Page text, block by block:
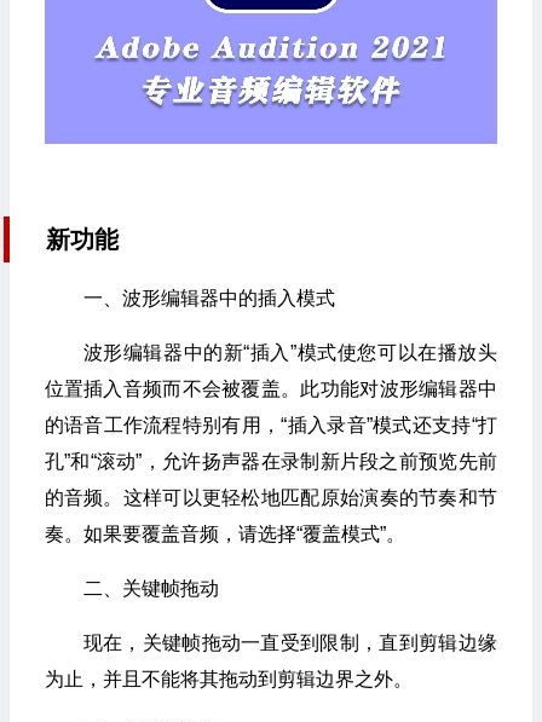
新功能
一、波形编辑器中的插入模式
波形编辑器中的新“插入”模式使您可以在播放头
位置插入音频而不会被覆盖。此功能对波形编辑器中
的语音工作流程特别有用，“插入录音”模式还支持“打
孔”和“滚动”，允许扬声器在录制新片段之前预览先前
的音频。这样可以更轻松地匹配原始演奏的节奏和节
奏。如果要覆盖音频，请选择“覆盖模式”。
二、关键帧拖动
现在，关键帧拖动一直受到限制，直到剪辑边缘
为止，并且不能将其拖动到剪辑边界之外。